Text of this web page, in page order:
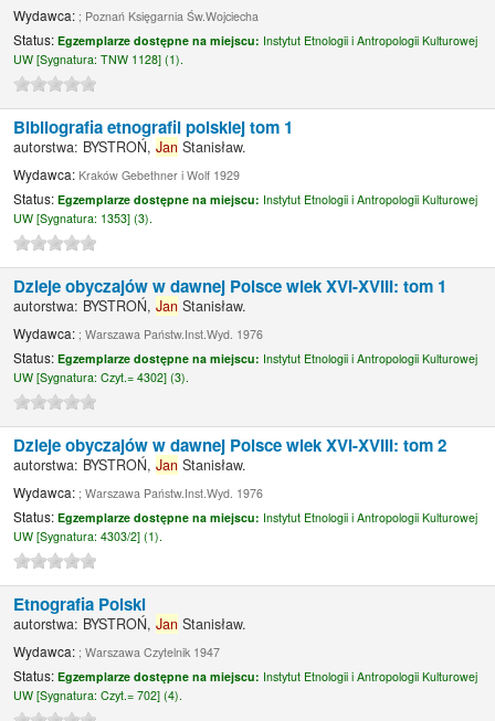
Wydawca: ; Poznań Księgarnia Św.Wojciecha
Status:Egzemplarze dostępne na miejscu: Instytut Etnologii i Antropologii Kulturowej
UW [Sygnatura:TNW 1128] (1).
Bibliografia etnografii polskiej tom 1
autorstwa: BYSTROŃ,Jan Stanisław.
Wydawca: Kraków Gebethner i Wolf 1929
Status:Egzemplarze dostępne na miejscu: Instytut Etnologii i Antropologii Kulturowej
UW [Sygnatura: 1353] (3).
Dzieje obyczajów w dawnej Polsce wiek XVI-XVIII: tom 1
autorstwa: BYSTROŃ,Jan Stanisław.
Wydawca: ; Warszawa Państw.Inst.Wyd. 1976
Status:Egzemplarze dostępne na miejscu: Instytut Etnologii i Antropologii Kulturowej
UW [Sygnatura:Czyt.= 4302] (3).
Dzieje obyczajów w dawnej Polsce wiek XVI-XVIII: tom 2
autorstwa: BYSTROŃ,Jan Stanisław.
Wydawca: ; Warszawa Państw.Inst.Wyd. 1976
Status:Egzemplarze dostępne na miejscu: Instytut Etnologii i Antropologii Kulturowej
UW [Sygnatura:4303/2] (1).
Etnografia Polski
autorstwa: BYSTROŃ,Jan Stanisław.
Wydawca: ; Warszawa Czytelnik 1947
Status:Egzemplarze dostępne na miejscu: Instytut Etnologii i Antropologii Kulturowej
UW [Sygnatura:Czyt.= 702] (4).